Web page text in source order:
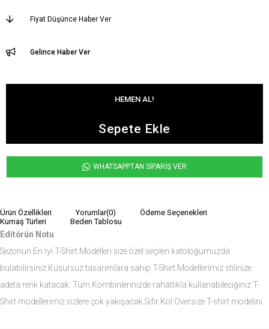
Fiyat Düşünce Haber Ver
Gelince Haber Ver
WHATSAPPTAN SİPARİŞ VER
Ürün Özellikleri Yorumlar(0)
Ödeme Seçenekleri
Kumaş Türleri
Beden Tablosu
Editörün Notu
Sezonun En İyi T-Shirt Modelleri size özel seçilen katoloğumuzda
bulabilirsiniz.Kusursuz tasarımlara sahip T-Shirt Modellerimiz stilinize
adeta renk katacak. Tüm Kombinlerinizde rahatlıkla kullanabileciğiniz T-
Shirt modellerimiz sizlere çok yakışacak.Sıfır Kol Oversize T-shirt modelini